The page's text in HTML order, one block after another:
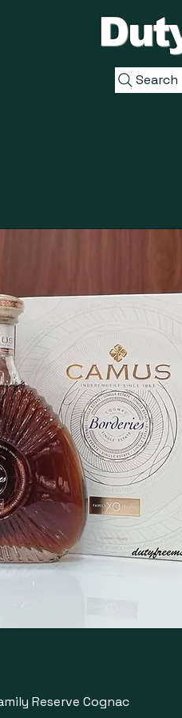
Search
Reserve Cognac